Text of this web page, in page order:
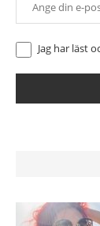
Jag har läst